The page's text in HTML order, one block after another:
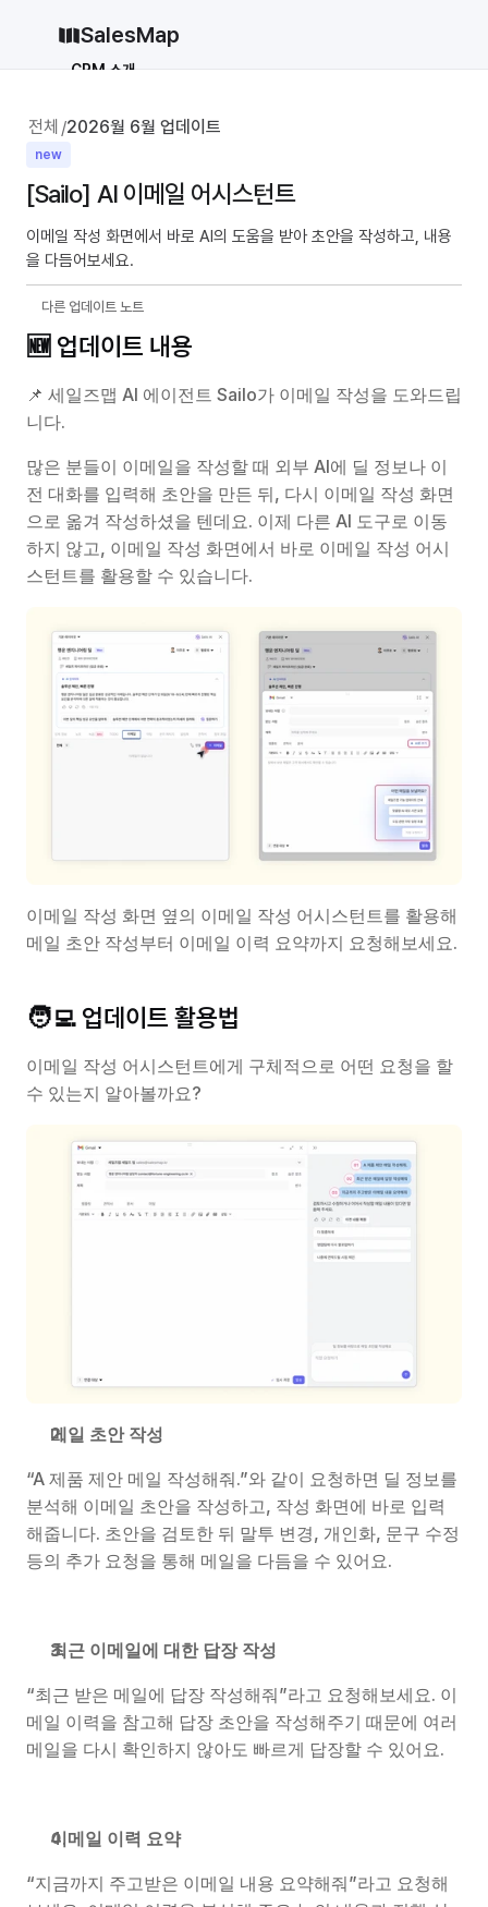
SalesMap
vs 파이프드라이브 vs 먼데이닷컴
CRM 소개
솔루션
지원
블로그
가격
로그인 무료로 시작하기
전체 /2026월 6월 업데이트
다른 업데이트 노트
new
[Sailo] AI 이메일 어시스턴트
이메일 작성 화면에서 바로 AI의 도움을 받아 초안을 작성하고, 내용
을 다듬어보세요.
🆕 업데이트 내용
📌 세일즈맵 AI 에이전트 Sailo가 이메일 작성을 도와드립
니다.
많은 분들이 이메일을 작성할 때 외부 AI에 딜 정보나 이
전 대화를 입력해 초안을 만든 뒤, 다시 이메일 작성 화면
으로 옮겨 작성하셨을 텐데요. 이제 다른 AI 도구로 이동
하지 않고, 이메일 작성 화면에서 바로 이메일 작성 어시
스턴트를 활용할 수 있습니다.
이메일 작성 화면 옆의 이메일 작성 어시스턴트를 활용해
메일 초안 작성부터 이메일 이력 요약까지 요청해보세요.
🧑‍💻 업데이트 활용법
이메일 작성 어시스턴트에게 구체적으로 어떤 요청을 할
수 있는지 알아볼까요?
메일 초안 작성
“A 제품 제안 메일 작성해줘.”와 같이 요청하면 딜 정보를
분석해 이메일 초안을 작성하고, 작성 화면에 바로 입력
해줍니다. 초안을 검토한 뒤 말투 변경, 개인화, 문구 수정
등의 추가 요청을 통해 메일을 다듬을 수 있어요.
최근 이메일에 대한 답장 작성
“최근 받은 메일에 답장 작성해줘”라고 요청해보세요. 이
메일 이력을 참고해 답장 초안을 작성해주기 때문에 여러
메일을 다시 확인하지 않아도 빠르게 답장할 수 있어요.
이메일 이력 요약
“지금까지 주고받은 이메일 내용 요약해줘”라고 요청해